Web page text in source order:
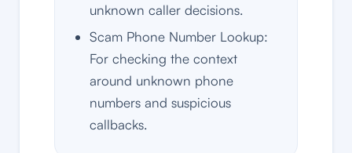
unknown caller decisions.
Scam Phone Number Lookup:
For checking the context
around unknown phone
numbers and suspicious
callbacks.